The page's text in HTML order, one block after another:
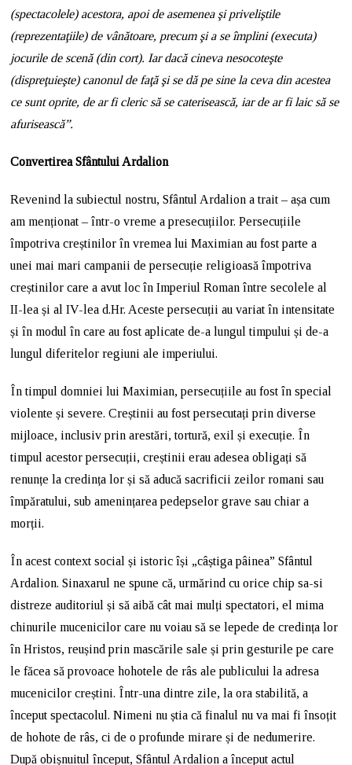
(spectacolele) acestora, apoi de asemenea şi priveliştile
(reprezentaţiile) de vânătoare, precum şi a se împlini (executa)
jocurile de scenă (din cort). Iar dacă cineva nesocoteşte
(dispreţuieşte) canonul de faţă şi se dă pe sine la ceva din acestea
ce sunt oprite, de ar fi cleric să se caterisească, iar de ar fi laic să se
afurisească”.
Convertirea Sfântului Ardalion
Revenind la subiectul nostru, Sfântul Ardalion a trait – așa cum
am menționat – într-o vreme a presecuțiilor. Persecuțiile
împotriva creștinilor în vremea lui Maximian au fost parte a
unei mai mari campanii de persecuție religioasă împotriva
creștinilor care a avut loc în Imperiul Roman între secolele al
II-lea și al IV-lea d.Hr. Aceste persecuții au variat în intensitate
și în modul în care au fost aplicate de-a lungul timpului și de-a
lungul diferitelor regiuni ale imperiului.
În timpul domniei lui Maximian, persecuțiile au fost în special
violente și severe. Creștinii au fost persecutați prin diverse
mijloace, inclusiv prin arestări, tortură, exil și execuție. În
timpul acestor persecuții, creștinii erau adesea obligați să
renunțe la credința lor și să aducă sacrificii zeilor romani sau
împăratului, sub amenințarea pedepselor grave sau chiar a
morții.
În acest context social și istoric își „câștiga pâinea” Sfântul
Ardalion. Sinaxarul ne spune că, urmărind cu orice chip sa-si
distreze auditoriul și să aibă cât mai mulți spectatori, el mima
chinurile mucenicilor care nu voiau să se lepede de credința lor
în Hristos, reușind prin mascările sale și prin gesturile pe care
le făcea să provoace hohotele de râs ale publicului la adresa
mucenicilor creștini. Într-una dintre zile, la ora stabilită, a
început spectacolul. Nimeni nu știa că finalul nu va mai fi însoțit
de hohote de râs, ci de o profunde mirare și de nedumerire.
După obișnuitul început, Sfântul Ardalion a început actul